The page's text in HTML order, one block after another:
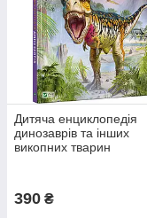
Дитяча енциклопедія
динозаврів та інших
викопних тварин
390 ₴